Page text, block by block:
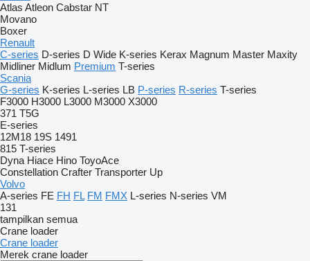
Atlas Atleon Cabstar NT
Movano
Boxer
Renault
C-series D-series D Wide K-series Kerax Magnum Master Maxity
Midliner Midlum Premium T-series
Scania
G-series K-series L-series LB P-series R-series T-series
F3000 H3000 L3000 M3000 X3000
371 T5G
E-series
12M18 19S 1491
815 T-series
Dyna Hiace Hino ToyoAce
Constellation Crafter Transporter Up
Volvo
A-series FE FH FL FM FMX L-series N-series VM
131
tampilkan semua
Crane loader
Crane loader
Merek crane loader